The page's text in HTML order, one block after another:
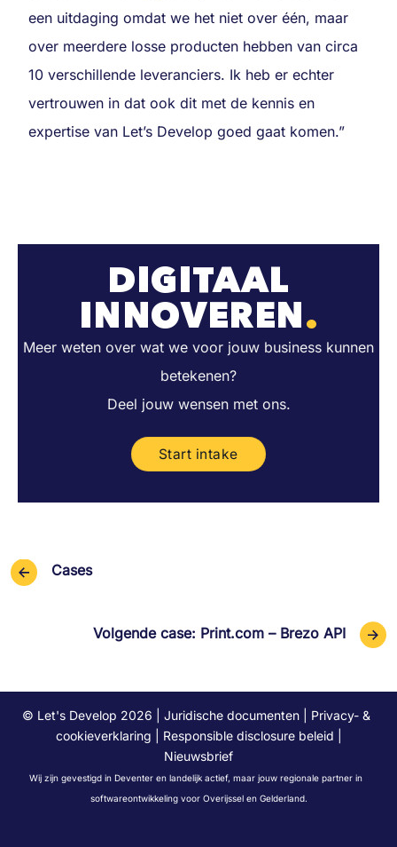
een uitdaging omdat we het niet over één, maar
over meerdere losse producten hebben van circa
10 verschillende leveranciers. Ik heb er echter
vertrouwen in dat ook dit met de kennis en
expertise van Let’s Develop goed gaat komen.”
DIGITAAL
INNOVEREN.
Meer weten over wat we voor jouw business kunnen
betekenen?
Deel jouw wensen met ons.
Start intake
Cases
Volgende case: Print.com – Brezo API
© Let's Develop 2026 | Juridische documenten| Privacy- &
cookieverklaring
Responsible disclosure beleid
Nieuwsbrief
Wij zijn gevestigd in Deventer en landelijk actief, maar jouw regionale partner in
softwareontwikkeling voor Overijsselen Gelderland.